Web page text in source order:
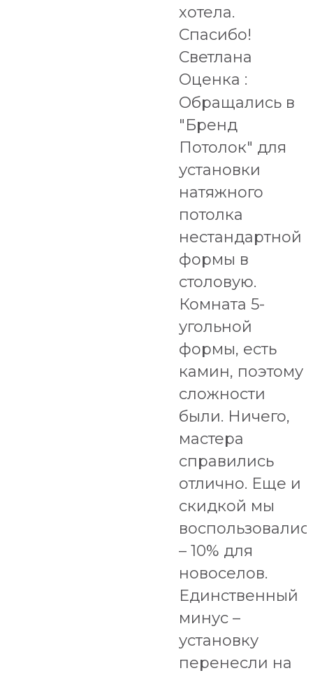
хотела.
Спасибо!
Светлана
Оценка :
Обращались в
"Бренд
Потолок" для
установки
натяжного
потолка
нестандартной
формы в
столовую.
Комната 5-
угольной
формы, есть
камин, поэтому
сложности
были. Ничего,
мастера
справились
отлично. Еще и
скидкой мы
– 10% для
новоселов.
Единственный
минус –
установку
перенесли на